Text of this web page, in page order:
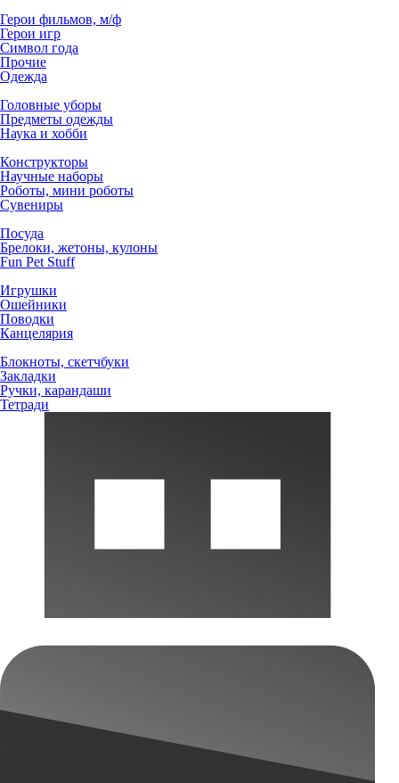
Герои фильмов, м/ф
Герои игр
Символ года
Прочие
Одежда
Головные уборы
Предметы одежды
Наука и хобби
Конструкторы
Научные наборы
Роботы, мини роботы
Сувениры
Посуда
Брелоки, жетоны, кулоны
Fun Pet Stuff
Игрушки
Ошейники
Поводки
Канцелярия
Блокноты, скетчбуки
Закладки
Ручки, карандаши
Тетради